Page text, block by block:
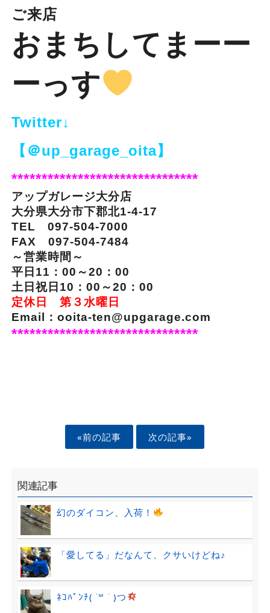
ご来店
おまちしてまーー
ーっす
Twitter↓
【＠up_garage_oita】
*******************************
アップガレージ大分店
大分県大分市下郡北1-4-17
TEL 097-504-7000
FAX 097-504-7484
～営業時間～
平日11：00～20：00
土日祝日10：00～20：00
定休日 第３水曜日
Email：ooita-ten@upgarage.com
*******************************
«前の記事 次の記事»
関連記事
幻のダイコン、入荷！
「愛してる」だなんて、クサいけどね♪
ﾈｺﾊﾟﾝﾁ( ˙꒳ ˙ )つ